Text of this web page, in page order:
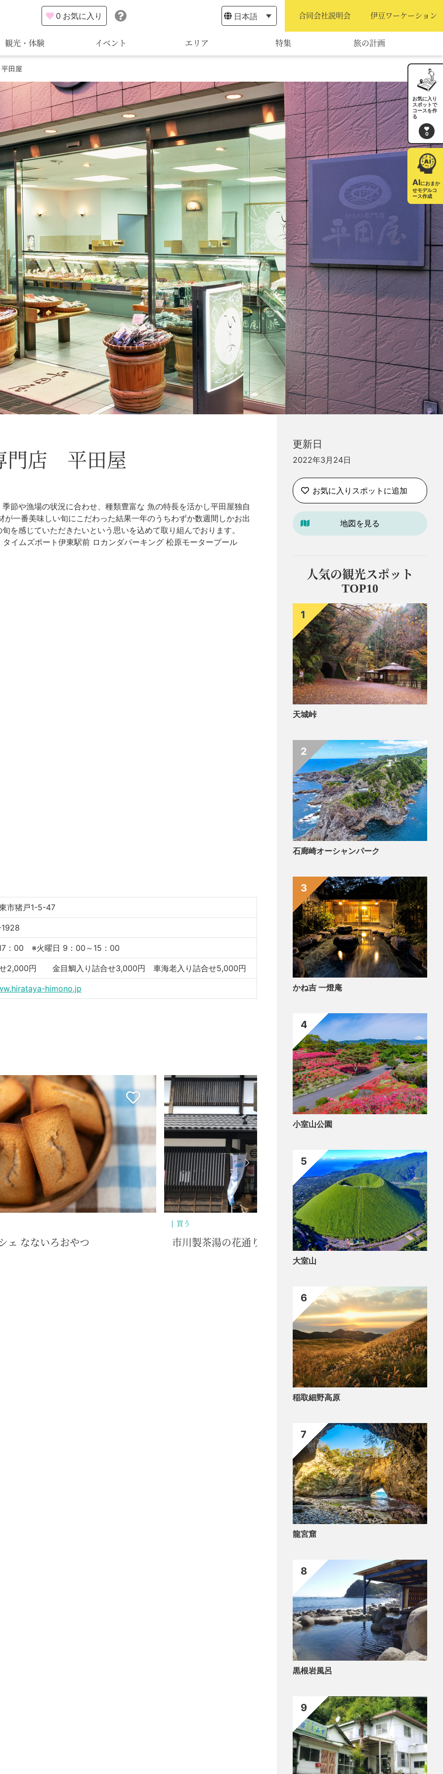
観光・体験 イベント エリア 特集 旅の計画
宿泊・予約
旅程作成
AIルートプランナー
アクセス
日本語 合同会社説明会 伊豆ワーケーション
0 お気に入り
田屋
門店 平田屋
節や漁場の状況に合わせ、種類豊富な 魚の特長を活かし平田屋独自
一番美味しい旬にこだわった結果一年のうちわずか数週間しかお出
を感じていただきたいという思いを込めて取り組んでおります。
イムズポート伊東駅前 ロカンダパーキング 松原モータープール
市猪戸1-5-47
：00 ※火曜日 9：00～15：00
2,000円 金目鯛入り詰合せ3,000円 車海老入り詰合せ5,000円
himono.jp
店
買う
Cuoopy‘s 串
更新日
2022年3月24日
お気に入りスポットに追加
地図を見る
人気の観光スポット
TOP10
天城峠
1
石廊崎オーシャンパーク
2
かね吉 一燈庵
3
小室山公園
4
大室山
5
稲取細野高原
6
龍宮窟
7
黒根岩風呂
8
9
お気に入り
スポットで
コースを作
る
0
AIにおまか
せモデルコ
ース作成